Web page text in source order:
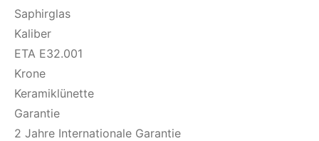
Saphirglas
Kaliber
ETA E32.001
Krone
Keramiklünette
Garantie
2 Jahre Internationale Garantie